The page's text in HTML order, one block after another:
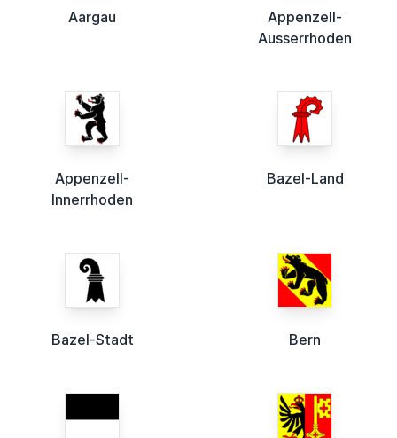
Aargau
Appenzell-
Ausserrhoden
Appenzell-
Innerrhoden
Bazel-Land
Bazel-Stadt Bern